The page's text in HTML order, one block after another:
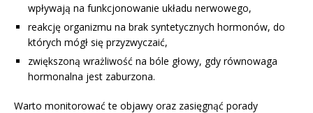
wpływają na funkcjonowanie układu nerwowego,
reakcję organizmu na brak syntetycznych hormonów, do
których mógł się przyzwyczaić,
zwiększoną wrażliwość na bóle głowy, gdy równowaga
hormonalna jest zaburzona.
Warto monitorować te objawy oraz zasięgnąć porady